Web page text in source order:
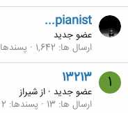
...pianist
عضو جدید
ارسال ها 1,642 پسندها
1
13213
عضو جدید · ازشيراز
ارسال ها 13 پسندها 2